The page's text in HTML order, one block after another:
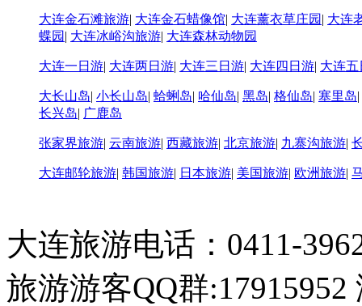
大连金石滩旅游| 大连金石蜡像馆| 大连薰衣草庄园 | 大连
蝶园 | 大连冰峪沟旅游| 大连森林动物园
大连一日游| 大连两日游| 大连三日游| 大连四日游| 大连五
大长山岛| 小长山岛| 蛤蜊岛| 哈仙岛| 黑岛| 格仙岛| 塞里岛|
长兴岛| 广鹿岛
张家界旅游| 云南旅游| 西藏旅游| 北京旅游| 九寨沟旅游|
大连邮轮旅游| 韩国旅游| 日本旅游| 美国旅游| 欧洲旅游|
大连旅游电话：0411-
旅游游客QQ群